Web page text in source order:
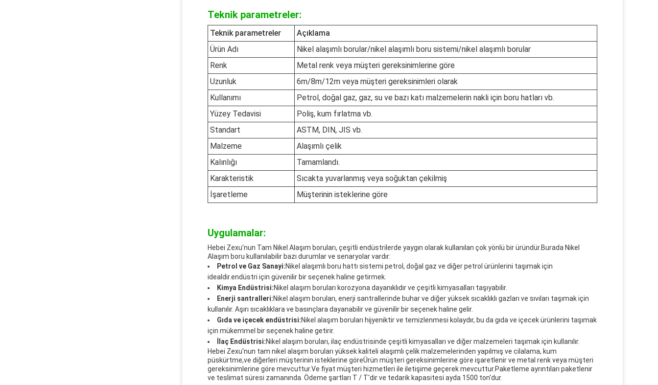
Teknik parametreler:
Teknik parametreler
Açıklama
Ürün Adı
Nikel alaşımlı borular/nikel alaşımlı boru sistemi/nikel alaşımlı borular
Renk
Metal renk veya müşteri gereksinimlerine göre
Uzunluk
6m/8m/12m veya müşteri gereksinimleri olarak
Kullanımı
Petrol, doğal gaz, gaz, su ve bazı katı malzemelerin nakli için boru hatları vb.
Yüzey Tedavisi
Poliş, kum fırlatma vb.
Standart
ASTM, DIN, JIS vb.
Malzeme
Alaşımlı çelik
Kalınlığı
Tamamlandı.
Karakteristik
Sıcakta yuvarlanmış veya soğuktan çekilmiş
İşaretleme
Müşterinin isteklerine göre
Uygulamalar:
Hebei Zexu'nun Tam Nikel Alaşım boruları, çeşitli endüstrilerde yaygın olarak kullanılan çok yönlü bir üründür.Burada Nikel
Alaşım boru kullanılabilir bazı durumlar ve senaryolar vardır:
Petrol ve Gaz Sanayi:Nikel alaşımlı boru hattı sistemi petrol, doğal gaz ve diğer petrol ürünlerini taşımak için
idealdir.endüstri için güvenilir bir seçenek haline getirmek.
Kimya Endüstrisi:Nikel alaşım boruları korozyona dayanıklıdır ve çeşitli kimyasalları taşıyabilir.
Enerji santralleri:Nikel alaşım boruları, enerji santrallerinde buhar ve diğer yüksek sıcaklıklı gazları ve sıvıları taşımak için
kullanılır. Aşırı sıcaklıklara ve basınçlara dayanabilir ve güvenilir bir seçenek haline gelir.
Gıda ve içecek endüstrisi:Nikel alaşım boruları hijyeniktir ve temizlenmesi kolaydır, bu da gıda ve içecek ürünlerini taşımak
için mükemmel bir seçenek haline getirir.
İlaç Endüstrisi:Nikel alaşım boruları, ilaç endüstrisinde çeşitli kimyasalları ve diğer malzemeleri taşımak için kullanılır.
Hebei Zexu'nun tam nikel alaşım boruları yüksek kaliteli alaşımlı çelik malzemelerinden yapılmış ve cilalama, kum
püskürtme,ve diğerleri müşterinin isteklerine göreÜrün müşteri gereksinimlerine göre işaretlenir ve metal renk veya müşteri
gereksinimlerine göre mevcuttur.Ve fiyat müşteri hizmetleri ile iletişime geçerek mevcuttur.Paketleme ayrıntıları paketlenir
ve teslimat süresi zamanında. Ödeme şartları T / T'dir ve tedarik kapasitesi ayda 1500 ton'dur.